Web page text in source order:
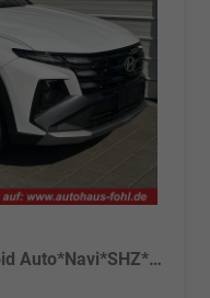
Black Line 1.6 T-GDi HEV AT Android Auto*Navi*SHZ*Kamera*2Z Klimaauto*